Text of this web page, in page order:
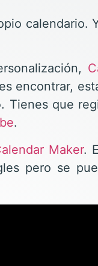
calendario.
encontrar,
que
.
Maker.
pero se